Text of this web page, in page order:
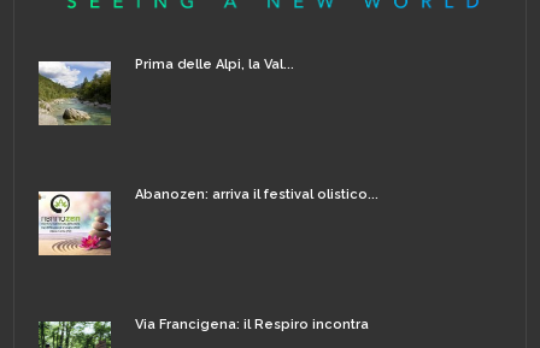
Prima delle Alpi, la Val...
Abanozen: arriva il festival olistico...
Via Francigena: il Respiro incontra